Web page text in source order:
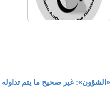
«الشؤون»: غير صحيح ما يتم